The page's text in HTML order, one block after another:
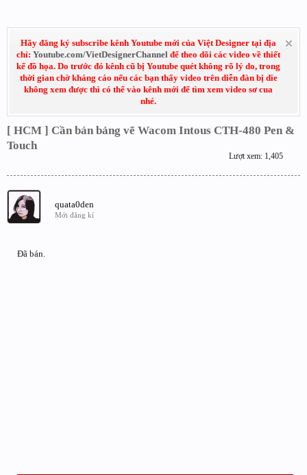
Hãy đăng ký subscribe kênh Youtube mới của Việt Designer tại địa
chỉ: Youtube.com/VietDesignerChannel để theo dõi các video về thiết
kế đồ họa. Do trước đó kênh cũ bị Youtube quét không rõ lý do, trong
thời gian chờ kháng cáo nếu các bạn thấy video trên diễn đàn bị die
không xem được thì có thể vào kênh mới để tìm xem video sơ cua
nhé.
[ HCM ] Cần bán bảng vẽ Wacom Intous CTH-480 Pen &
Touch
Lượt xem: 1,405
quata0den
Mới đăng kí
Đã bán.